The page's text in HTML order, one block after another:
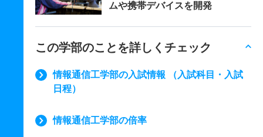
ムや携帯デバイスを開発
この学部のことを詳しくチェック
情報通信工学部の入試情報 （入試科目・入試
日程）
情報通信工学部の倍率